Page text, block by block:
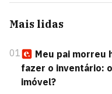
Mais lidas
01
Meu pai morreu
fazer o inventário:
imóvel?